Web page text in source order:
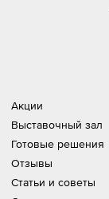
Акции
Выставочный зал
Готовые решения
Отзывы
Статьи и советы